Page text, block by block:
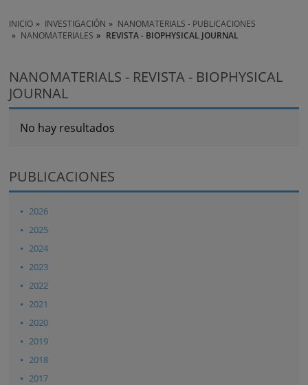
INICIO INVESTIGACIÓN
NANOMATERIALS - PUBLICACIONES
NANOMATERIALES
REVISTA - BIOPHYSICAL JOURNAL
NANOMATERIALS - REVISTA - BIOPHYSICAL
JOURNAL
No hay resultados
PUBLICACIONES
2026
2025
2024
2023
2022
2021
2020
2019
2018
2017